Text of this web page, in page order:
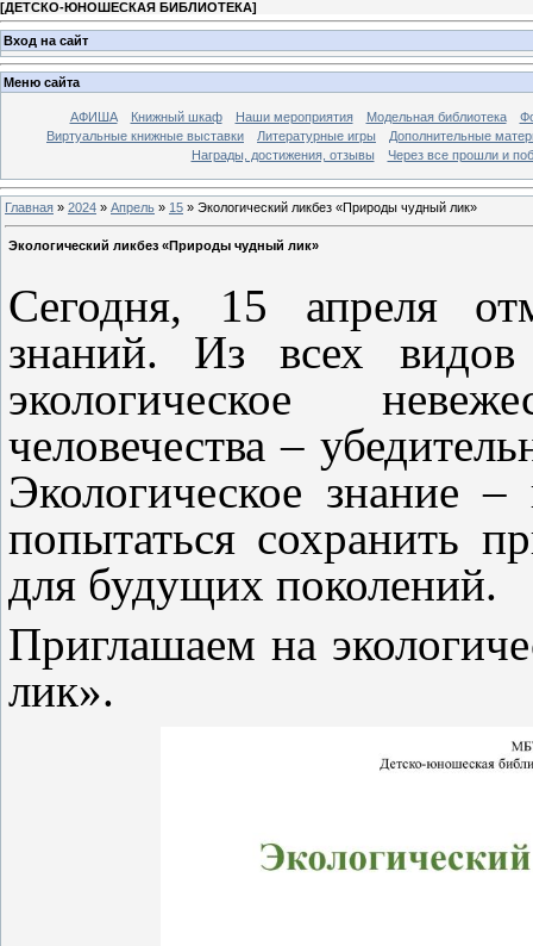
[ДЕТСКО-ЮНОШЕСКАЯ БИБЛИОТЕКА]
Вход на сайт
Меню сайта
АФИША Книжный шкаф Наши мероприятия Модельная библиотека
Виртуальные книжные выставки
Литературные игры
Дополнительные
Награды, достижения, отзывы
Через все прошли и
Главная » 2024 » Апрель » 15 » Экологический ликбез «Природы чудный лик»
Экологический ликбез «Природы чудный лик»
Сегодня, 15 апреля
знаний. Из всех видов
экологическое
человечества –
Экологическое знание
попытаться сохранить
для будущих поколений.
Приглашаем на
лик».